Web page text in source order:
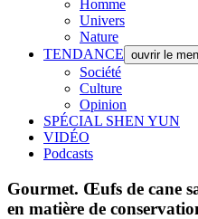
Homme
Univers
Nature
TENDANCE ouvrir le
Société
Culture
Opinion
SPÉCIAL SHEN YUN
VIDÉO
Podcasts
Gourmet. Œufs de cane
en matière de